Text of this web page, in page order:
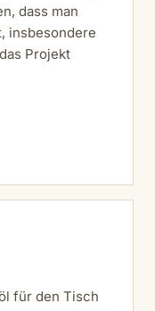
dass man
insbesondere
Projekt
für den Tisch